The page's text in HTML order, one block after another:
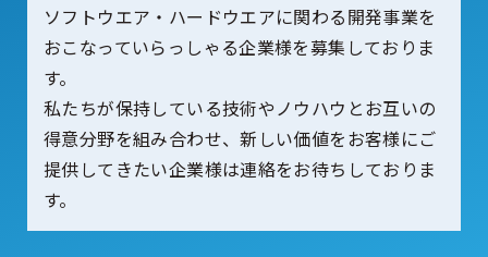
ソフトウエア・ハードウエアに関わる開発事業を
おこなっていらっしゃる企業様を募集しておりま
す。
私たちが保持している技術やノウハウとお互いの
得意分野を組み合わせ、新しい価値をお客様にご
提供してきたい企業様は連絡をお待ちしておりま
す。